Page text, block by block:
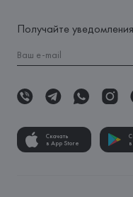
Получайте
Скачать
в App Store